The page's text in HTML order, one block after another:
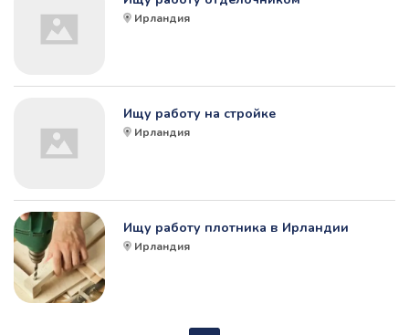
Ирландия
Ищу работу на стройке
Ирландия
Ищу работу плотника в Ирландии
Ирландия